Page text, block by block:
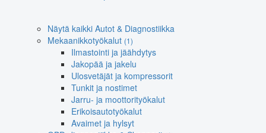
Näytä kaikki Autot & Diagnostiikka
Mekaanikkotyökalut (1)
Ilmastointi ja jäähdytys
Jakopää ja jakelu
Ulosvetäjät ja kompressorit
Tunkit ja nostimet
Jarru- ja moottorityökalut
Erikoisautotyökalut
Avaimet ja hylsyt